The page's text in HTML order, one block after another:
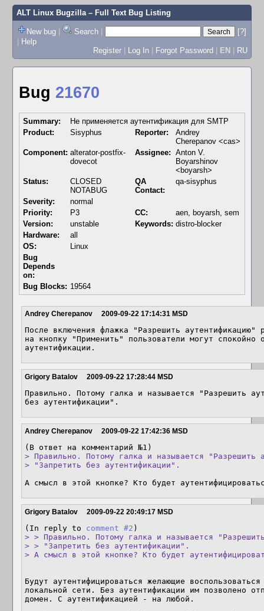
ALT Linux Bugzilla– Full Text Bug Listing
New bug | Search |
[?]
| Help
Register | Log In | Forgot Password | EN | RU
Bug 21670
Summary:
Не применяется аутентификация для SMTP
Product:
Sisyphus Reporter:
Andrey
Cherepanov <cas>
Component: alterator-postfix-
dovecot
Assignee: Anton V.
Boyarshinov
<boyarsh>
Status:
CLOSED
NOTABUG
QA
Contact:
qa-sisyphus
Severity:
normal
Priority:
P3 CC:
aen, boyarsh, sem
Version:
unstable Keywords: distro-blocker
Hardware:
all
OS:
Linux
Bug
Depends
on:
Bug Blocks: 19564
Andrey Cherepanov 2009-09-22 17:14:31 MSD
После включения флажка "Разрешить аутентификацию"
на кнопку "Применить" пользователи могут спокойно
аутентификации.
Grigory Batalov 2009-09-22 17:28:44 MSD
Правильно. Потому галка и называется "Разрешить
без аутентификации".
Andrey Cherepanov 2009-09-22 17:42:36 MSD
> Правильно. Потому галка и называется "Разрешить
> "Запретить без аутентификации".
А смысл в этой кнопке? Кто будет
Grigory Batalov 2009-09-22 20:49:17 MSD
(In reply to comment #2
> > Правильно. Потому галка и называется
> > "Запретить без аутентификации".
> А смысл в этой кнопке? Кто будет
Будут аутентифицироваться желающие
локальной сети. Без аутентификации им позволено
домен. С аутентификацией - на любой.